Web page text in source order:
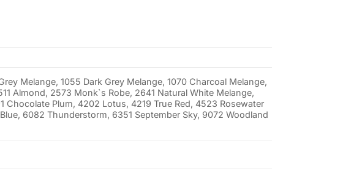
Melange, 1055 Dark Grey Melange, 1070 Charcoal Melange,
Almond, 2573 Monk`s Robe, 2641 Natural White Melange,
Chocolate Plum, 4202 Lotus, 4219 True Red, 4523 Rosewater
6082 Thunderstorm, 6351 September Sky, 9072 Woodland